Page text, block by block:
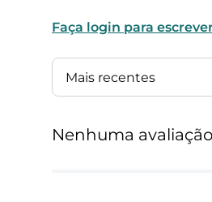
Faça login para